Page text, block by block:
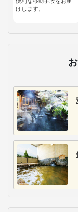
けします。